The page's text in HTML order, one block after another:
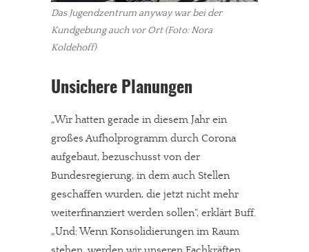
Das Jugendzentrum anyway war bei der
Kundgebung auch vor Ort (Foto: Nora
Koldehoff)
Unsichere Planungen
„Wir hatten gerade in diesem Jahr ein
großes Aufholprogramm durch Corona
aufgebaut, bezuschusst von der
Bundesregierung, in dem auch Stellen
geschaffen wurden, die jetzt nicht mehr
weiterfinanziert werden sollen“, erklärt Buff.
„Und: Wenn Konsolidierungen im Raum